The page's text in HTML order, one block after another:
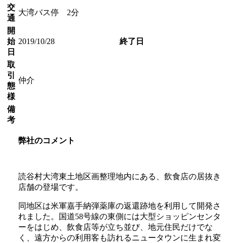
交
通
大湾バス停 2分
開
始
日
2019/10/28 終了日
取
引
態
様
仲介
備
考
弊社のコメント
読谷村大湾東土地区画整理地内にある、飲食店の居抜き
店舗の登場です。
同地区は米軍嘉手納弾薬庫の返還跡地を利用して開発さ
れました。国道58号線の東側には大型ショッピンセンタ
ーをはじめ、飲食店等が立ち並び、地元住民だけでな
く、遠方からの利用客も訪れるニュータウンに生まれ変